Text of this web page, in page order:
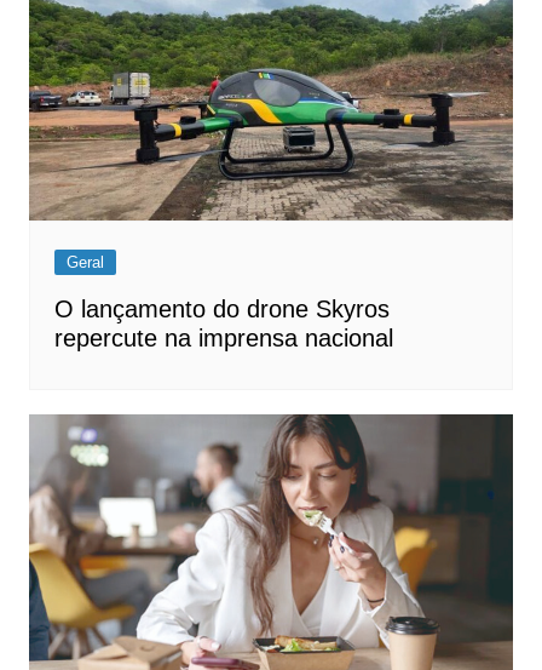
Geral
O lançamento do drone Skyros
repercute na imprensa nacional